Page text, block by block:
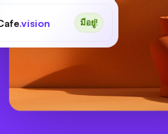
.vision มีอยู่!